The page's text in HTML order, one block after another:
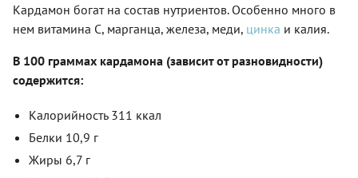
Кардамон богат на состав нутриентов. Особенно много в
нем витамина С, марганца, железа, меди, цинка и калия.
В 100 граммах кардамона (зависит от разновидности)
содержится:
Калорийность 311 ккал
Белки 10,9 г
Жиры 6,7 г